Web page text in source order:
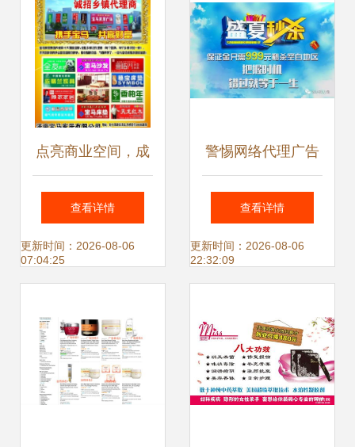
点亮商业空间，成
就品牌梦想——专
业代理家具广场宣
查看详情
更新时间：2026-08-06
07:04:25
警惕网络代理广告
陷阱 理性看待“急
招代理”背后的风险
查看详情
更新时间：2026-08-06
22:32:09